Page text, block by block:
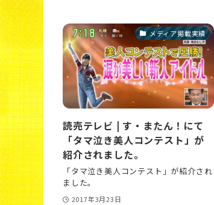
メディア掲載実績
読売テレビ | す・またん！にて
「タマ泣き美人コンテスト」が
紹介されました。
「タマ泣き美人コンテスト」が紹介され
ました。
2017年3月23日